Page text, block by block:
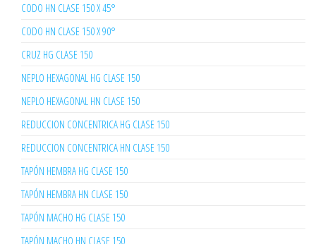
CODO HN CLASE 150 X 45°
CODO HN CLASE 150 X 90°
CRUZ HG CLASE 150
NEPLO HEXAGONAL HG CLASE 150
NEPLO HEXAGONAL HN CLASE 150
REDUCCION CONCENTRICA HG CLASE 150
REDUCCION CONCENTRICA HN CLASE 150
TAPÓN HEMBRA HG CLASE 150
TAPÓN HEMBRA HN CLASE 150
TAPÓN MACHO HG CLASE 150
TAPÓN MACHO HN CLASE 150